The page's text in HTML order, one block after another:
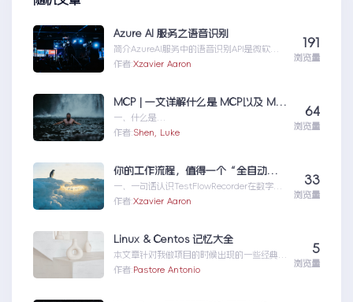
Azure AI 服务之语音识别
简介AzureAI服务中的语音识别API是微软提
供的一项先进技术，旨在帮助开发者轻松实现
作者:Xzavier Aaron
191
浏览量
MCP | 一文详解什么是 MCP以及 MCP 可以做什么
一、什么是
MCPMCP（ModelContextProtocol）是一
作者:Shen, Luke
64
浏览量
你的工作流程，值得一个“全自动数字分身”：录制、截图、成文，一气呵成
一、一句话认识TestFlowRecorder在数字化
工作环境中，如何准确记录操作步骤并生成
作者:Xzavier Aaron
33
浏览量
Linux & Centos 记忆大全
本文章针对我做项目的时候出现的一些经典问
题进行说明：关于
作者:Pastore Antonio
5
浏览量